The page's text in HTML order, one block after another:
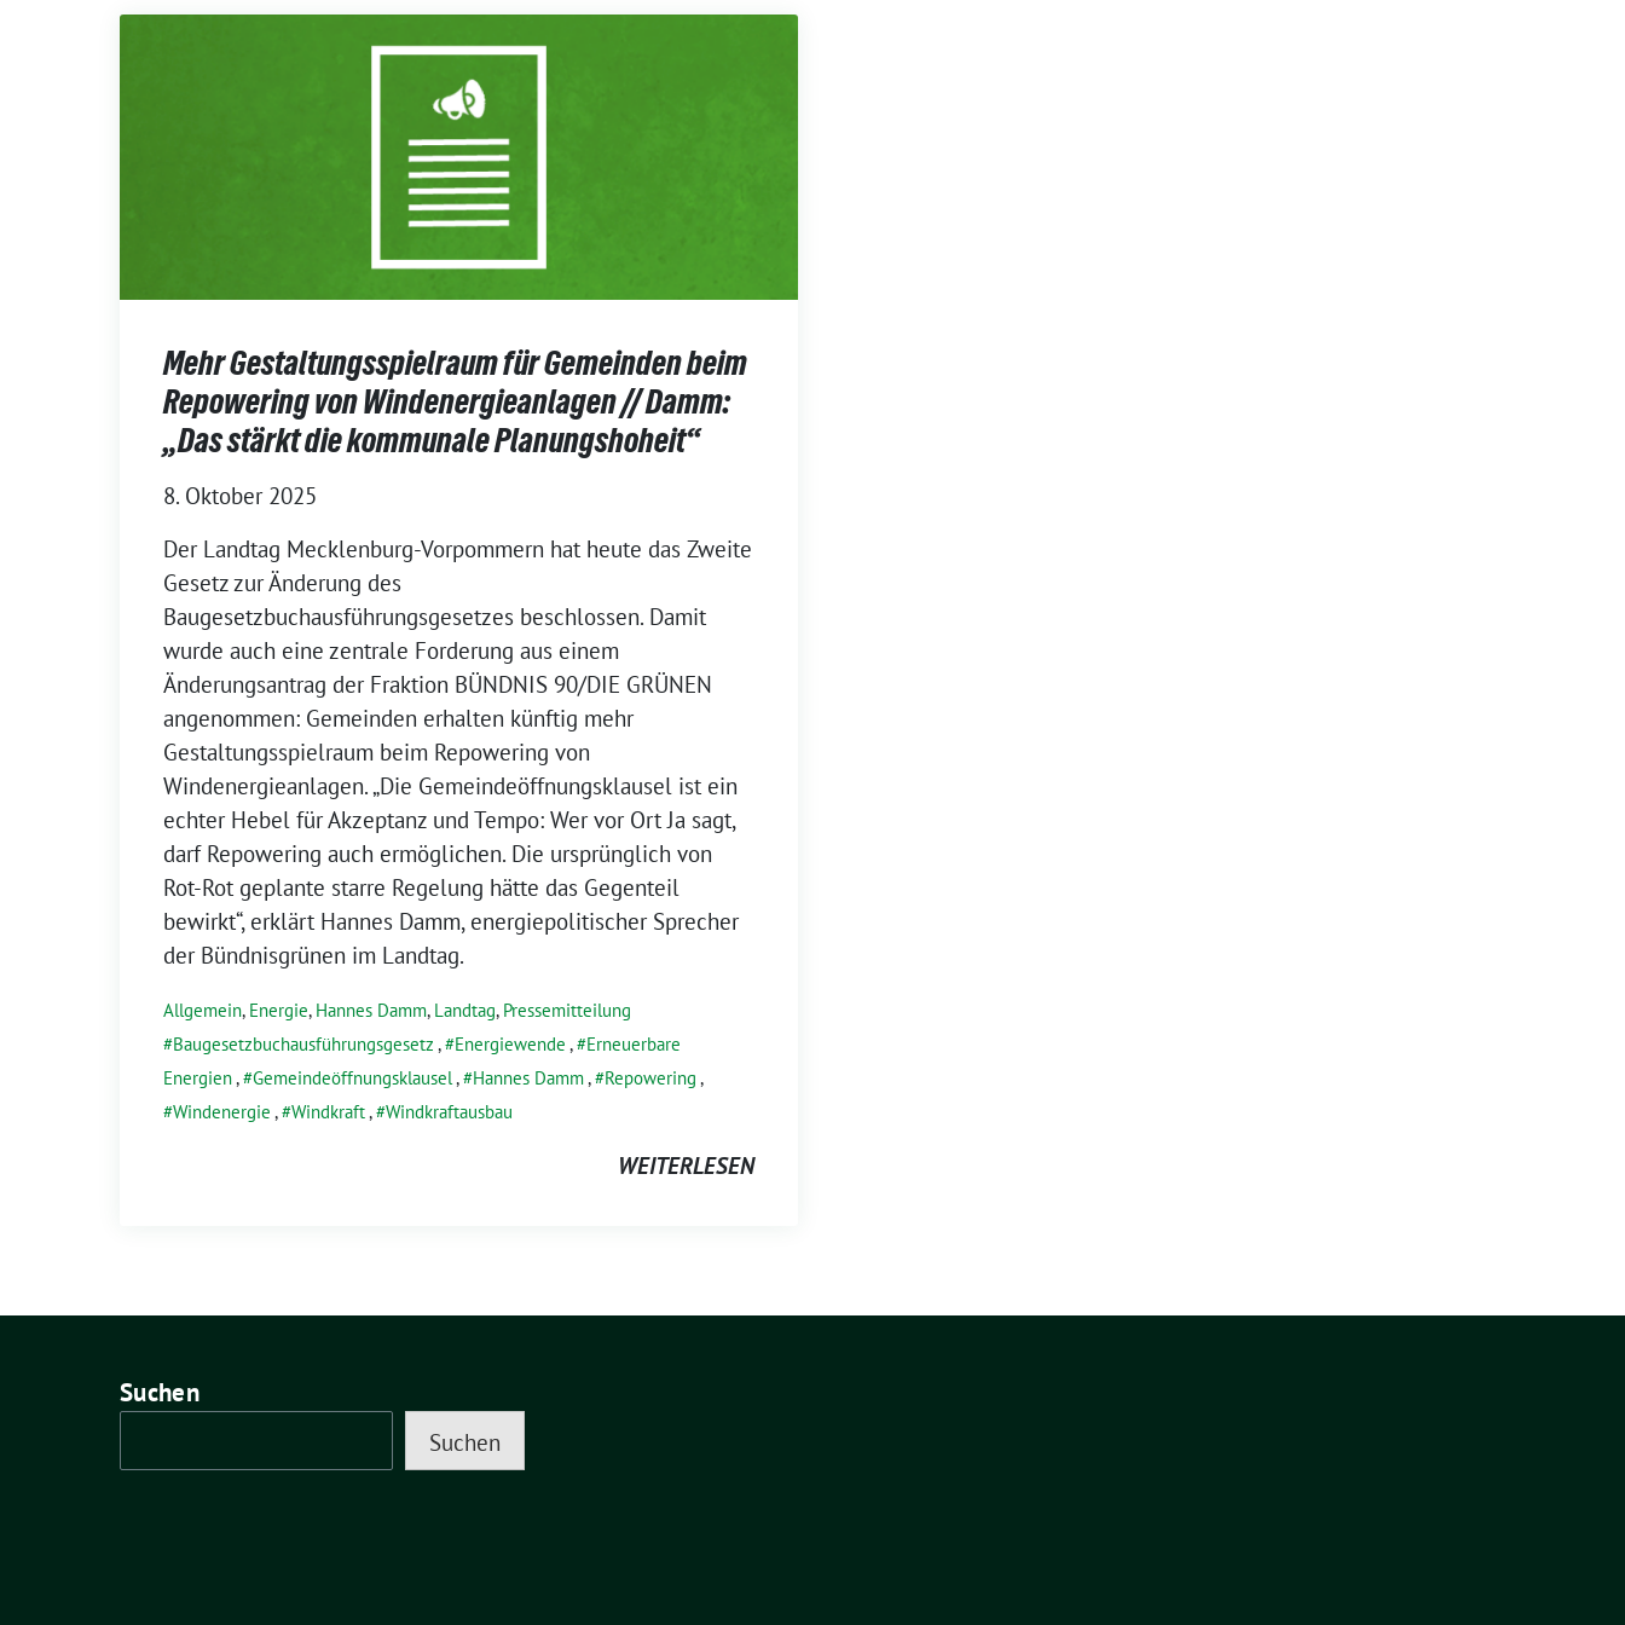
Mehr Gestaltungsspielraum für Gemeinden beim
Repowering von Windenergieanlagen // Damm:
„Das stärkt die kommunale Planungshoheit“
8. Oktober 2025
Der Landtag Mecklenburg-Vorpommern hat heute das Zweite
Gesetz zur Änderung des
Baugesetzbuchausführungsgesetzes beschlossen. Damit
wurde auch eine zentrale Forderung aus einem
Änderungsantrag der Fraktion BÜNDNIS 90/DIE GRÜNEN
angenommen: Gemeinden erhalten künftig mehr
Gestaltungsspielraum beim Repowering von
Windenergieanlagen. „Die Gemeindeöffnungsklausel ist ein
echter Hebel für Akzeptanz und Tempo: Wer vor Ort Ja sagt,
darf Repowering auch ermöglichen. Die ursprünglich von
Rot-Rot geplante starre Regelung hätte das Gegenteil
bewirkt“, erklärt Hannes Damm, energiepolitischer Sprecher
der Bündnisgrünen im Landtag.
Allgemein, Energie, Hannes Damm, Landtag, Pressemitteilung
Baugesetzbuchausführungsgesetz , Energiewende ,
Erneuerbare
Energien, Gemeindeöffnungsklausel, Hannes Damm, Repowering ,
Windenergie , Windkraft, Windkraftausbau
WEITERLESEN
Suchen
Suchen